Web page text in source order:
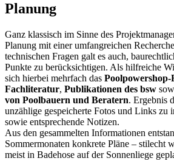
Planung
Ganz klassisch im Sinne des
Planung mit einer umfangreichen
technischen Fragen galt es auch,
Punkte zu berücksichtigen. Als hilfreiche
sich hierbei mehrfach das
Fachliteratur, Publikationen des bsw
von Poolbauern und Beratern. Ergebnis
unzählige gespeicherte Fotos und Links zu
sowie entsprechende Notizen.
Aus den gesammelten Informationen
Sommermonaten konkrete Pläne – stilecht
meist in Badehose auf der Sonnenliege